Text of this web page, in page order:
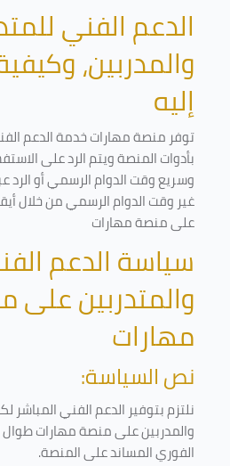
الدعم الفني
والمدربين،
إليه
توفر منصة مهارات خدمة الدعم
بأدوات المنصة ويتم الرد على
وسريع وقت الدوام الرسمي أو الرد
غير وقت الدوام الرسمي من خلال
على منصة مهارات
سياسة الدعم
والمتدربين على
مهارات
نص السياسة:
نلتزم بتوفير الدعم الفني المباشر
والمدربين على منصة مهارات
الفوري المساند على المنصة.